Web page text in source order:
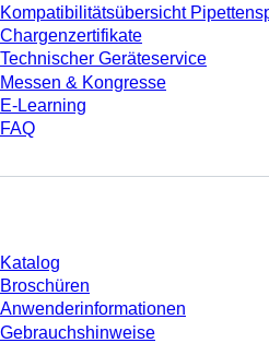
Kompatibilitätsübersicht
Chargenzertifikate
Technischer Geräteservice
Messen & Kongresse
E-Learning
FAQ
Katalog
Broschüren
Anwenderinformationen
Gebrauchshinweise